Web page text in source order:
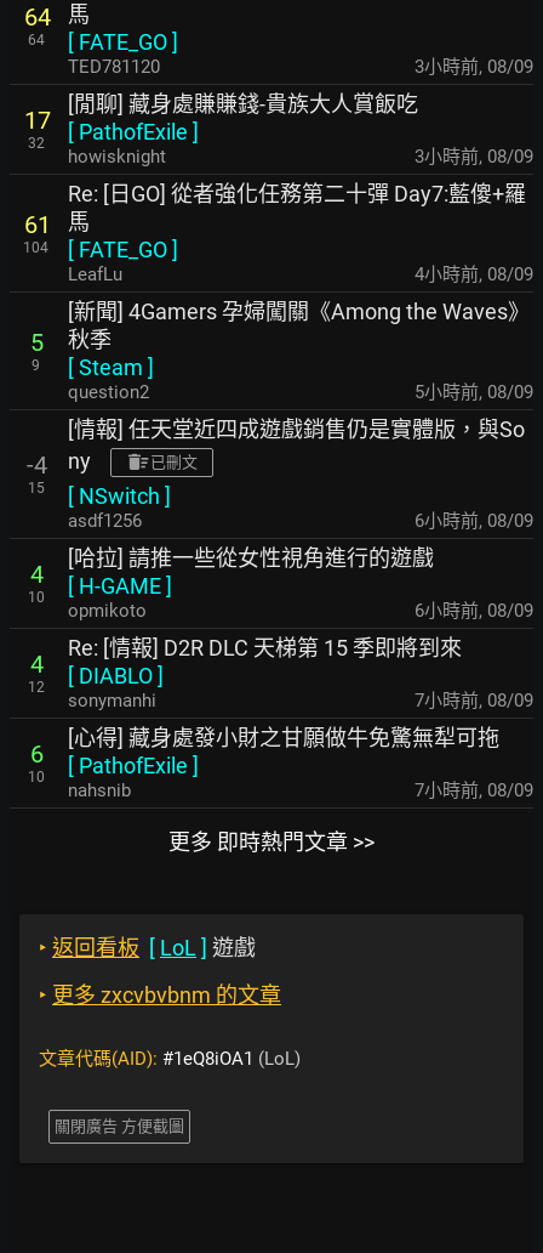
64
64
馬
[ FATE_GO]
TED781120 3小時前, 08/09
17
32
[閒聊] 藏身處賺賺錢-貴族大人賞飯吃
[ PathofExile ]
howisknight 3小時前, 08/09
61
104
Re: [日GO] 從者強化任務第二十彈 Day7:藍傻+羅
馬
[ FATE_GO]
LeafLu 4小時前, 08/09
5
9
[新聞] 4Gamers 孕婦闖關《Among the Waves》
秋季
[Steam ]
question2 5小時前, 08/09
-4
15
[情報] 任天堂近四成遊戲銷售仍是實體版，與So
ny
已刪文
[ NSwitch ]
asdf1256 6小時前, 08/09
4
10
[哈拉] 請推一些從女性視角進行的遊戲
[ H-GAME]
opmikoto 6小時前, 08/09
4
12
Re: [情報] D2R DLC 天梯第 15 季即將到來
[ DIABLO]
sonymanhi 7小時前, 08/09
6
10
[心得] 藏身處發小財之甘願做牛免驚無犁可拖
[ PathofExile ]
nahsnib 7小時前, 08/09
更多 即時熱門文章 >>
‣ 返回看板 [ LoL ] 遊戲
‣ 更多 zxcvbvbnm 的文章
文章代碼(AID): #1eQ8iOA1 (LoL)
關閉廣告 方便截圖